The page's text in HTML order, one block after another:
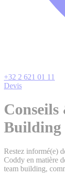
+32 2 621 01 11
Devis
Conseils
Building
Restez informé(e)
Coddy en matière
team building,